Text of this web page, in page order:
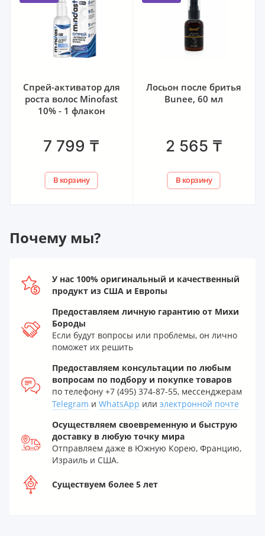
Спрей-активатор для
роста волос Minofast
10% - 1 флакон
7 799 ₸
В корзину
Лосьон после бритья
Bunee, 60 мл
2 565 ₸
В корзину
Почему мы?
У нас 100% оригинальный и качественный
продукт из США и Европы
Предоставляем личную гарантию от Михи
Бороды
Если будут вопросы или проблемы, он лично
поможет их решить
Предоставляем консультации по любым
вопросам по подбору и покупке товаров
по телефону +7 (495) 374-87-55, мессенджерам
Telegram и WhatsApp или электронной почте
Осуществляем своевременную и быструю
доставку в любую точку мира
Отправляем даже в Южную Корею, Францию,
Израиль и США.
Существуем более 5 лет